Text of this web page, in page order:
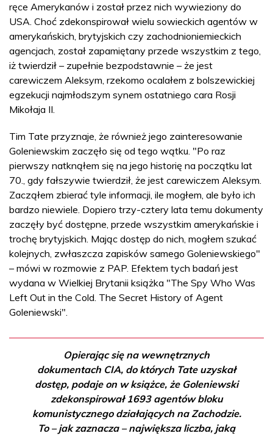
ręce Amerykanów i został przez nich wywieziony do
USA. Choć zdekonspirował wielu sowieckich agentów w
amerykańskich, brytyjskich czy zachodnioniemieckich
agencjach, został zapamiętany przede wszystkim z tego,
iż twierdził – zupełnie bezpodstawnie – że jest
carewiczem Aleksym, rzekomo ocalałem z bolszewickiej
egzekucji najmłodszym synem ostatniego cara Rosji
Mikołaja II.
Tim Tate przyznaje, że również jego zainteresowanie
Goleniewskim zaczęło się od tego wątku. "Po raz
pierwszy natknąłem się na jego historię na początku lat
70., gdy fałszywie twierdził, że jest carewiczem Aleksym.
Zacząłem zbierać tyle informacji, ile mogłem, ale było ich
bardzo niewiele. Dopiero trzy-cztery lata temu dokumenty
zaczęły być dostępne, przede wszystkim amerykańskie i
trochę brytyjskich. Mając dostęp do nich, mogłem szukać
kolejnych, zwłaszcza zapisków samego Goleniewskiego"
– mówi w rozmowie z PAP. Efektem tych badań jest
wydana w Wielkiej Brytanii książka "The Spy Who Was
Left Out in the Cold. The Secret History of Agent
Goleniewski".
Opierając się na wewnętrznych
dokumentach CIA, do których Tate uzyskał
dostęp, podaje on w książce, że Goleniewski
zdekonspirował 1693 agentów bloku
komunistycznego działających na Zachodzie.
To – jak zaznacza – największa liczba, jaką